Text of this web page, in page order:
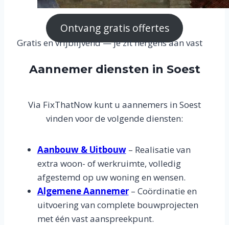
Ontvang gratis offertes
Gratis en vrijblijvend — je zit nergens aan vast
Aannemer diensten in Soest
Via FixThatNow kunt u aannemers in Soest
vinden voor de volgende diensten:
Aanbouw & Uitbouw– Realisatie van
extra woon- of werkruimte, volledig
afgestemd op uw woning en wensen.
Algemene Aannemer– Coördinatie en
uitvoering van complete bouwprojecten
met één vast aanspreekpunt.